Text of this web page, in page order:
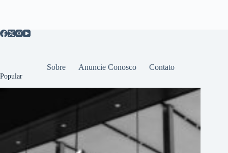
Sobre Anuncie Conosco Contato
Popular